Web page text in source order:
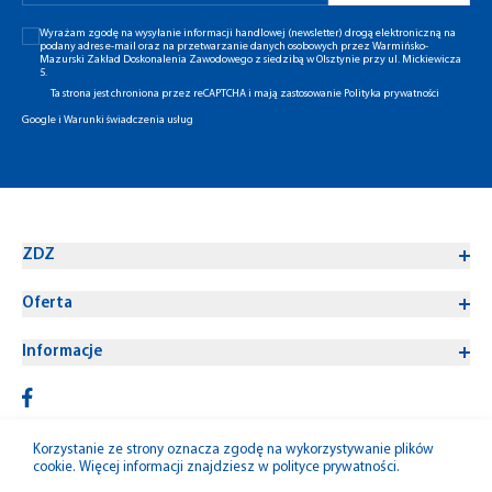
Korzystanie ze strony oznacza zgodę na wykorzystywanie plików
cookie. Więcej informacji znajdziesz w polityce prywatności.
Wyrażam zgodę na wysyłanie informacji handlowej (newsletter) drogą elektroniczną na
podany adres e-mail oraz na przetwarzanie danych osobowych przez Warmińsko-
Mazurski Zakład Doskonalenia Zawodowego z siedzibą w Olsztynie przy ul. Mickiewicza
5.
Ta strona jest chroniona przez reCAPTCHA i mają zastosowanie Polityka prywatności
Googlei Warunki świadczenia usług
ZDZ
Oferta
Informacje